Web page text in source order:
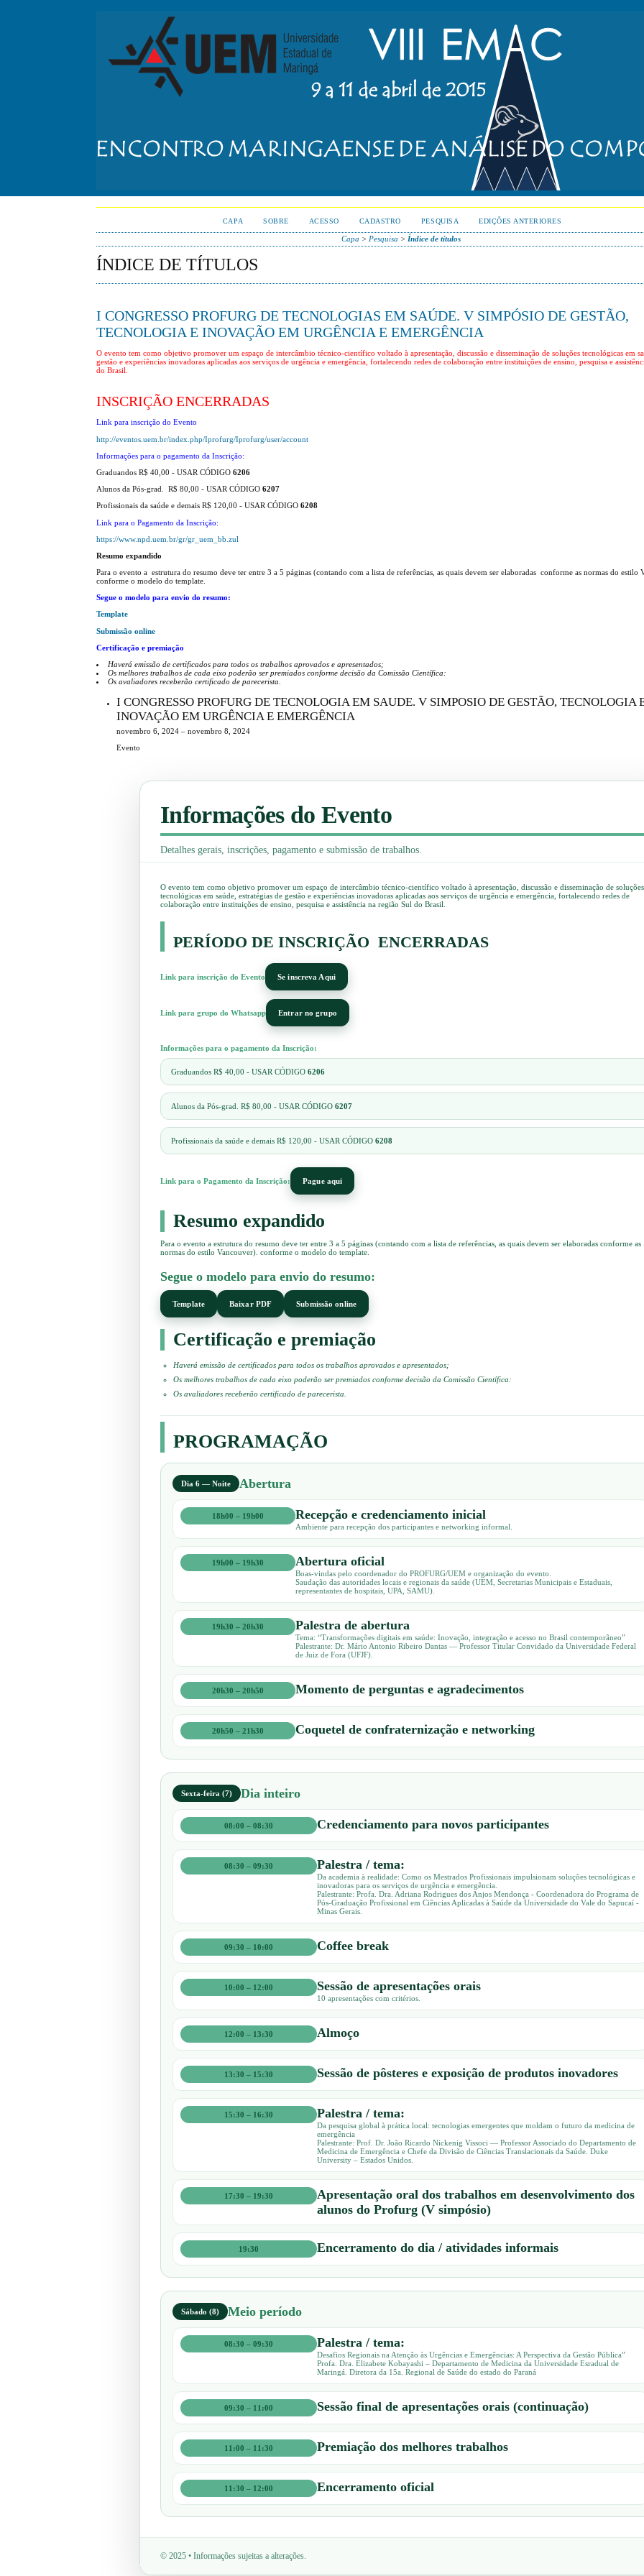
CAPA SOBRE ACESSO CADASTRO PESQUISA EDIÇÕES ANTERIORES
Capa > Pesquisa > Índice de títulos
ÍNDICE DE TÍTULOS
I CONGRESSO PROFURG DE TECNOLOGIAS EM SAÚDE. V SIMPÓSIO DE GESTÃO,
TECNOLOGIA E INOVAÇÃO EM URGÊNCIA E EMERGÊNCIA
O evento tem como objetivo promover um espaço de intercâmbio técnico-científico voltado à apresentação, discussão e disseminação de soluções tecnológicas em
gestão e experiências inovadoras aplicadas aos serviços de urgência e emergência, fortalecendo redes de colaboração entre instituições de ensino, pesquisa e
do Brasil.
INSCRIÇÃO ENCERRADAS
Link para inscrição do Evento
http://eventos.uem.br/index.php/Iprofurg/Iprofurg/user/account
Informações para o pagamento da Inscrição:
Graduandos R$ 40,00 - USAR CÓDIGO6206
Alunos da Pós-grad. R$ 80,00 - USAR CÓDIGO6207
Profissionais da saúde e demais R$ 120,00 - USAR CÓDIGO6208
Link para o Pagamento da Inscrição:
https://www.npd.uem.br/gr/gr_uem_bb.zul
Resumo expandido
Para o evento a estrutura do resumo deve ter entre 3 a 5 páginas (contando com a lista de referências, as quais devem ser elaboradas conforme as normas do estilo
conforme o modelo do template.
Segue o modelo para envio do resumo:
Template
Submissão online
Certificação e premiação
Haverá emissão de certificados para todos os trabalhos aprovados e apresentados;
Os melhores trabalhos de cada eixo poderão ser premiados conforme decisão da Comissão Científica:
Os avaliadores receberão certificado de parecerista.
I CONGRESSO PROFURG DE TECNOLOGIA EM SAUDE. V SIMPOSIO DE GESTÃO, TECNOLOGIA
INOVAÇÃO EM URGÊNCIA E EMERGÊNCIA
novembro 6, 2024 – novembro 8, 2024
Evento
Informações do Evento
Detalhes gerais, inscrições, pagamento e submissão de trabalhos.
O evento tem como objetivo promover um espaço de intercâmbio técnico-científico voltado à apresentação, discussão e disseminação de soluções
tecnológicas em saúde, estratégias de gestão e experiências inovadoras aplicadas aos serviços de urgência e emergência, fortalecendo redes de
colaboração entre instituições de ensino, pesquisa e assistência na região Sul do Brasil.
PERÍODO DE INSCRIÇÃO ENCERRADAS
Link para inscrição do Evento Se inscreva Aqui
Link para grupo do Whatsapp Entrar no grupo
Informações para o pagamento da Inscrição:
Graduandos R$ 40,00 - USAR CÓDIGO6206
Alunos da Pós-grad. R$ 80,00 - USAR CÓDIGO6207
Profissionais da saúde e demais R$ 120,00 - USAR CÓDIGO6208
Link para o Pagamento da Inscrição: Pague aqui
Resumo expandido
Para o evento a estrutura do resumo deve ter entre 3 a 5 páginas (contando com a lista de referências, as quais devem ser elaboradas conforme as
normas do estilo Vancouver). conforme o modelo do template.
Segue o modelo para envio do resumo:
Template Baixar PDF Submissão online
Certificação e premiação
Haverá emissão de certificados para todos os trabalhos aprovados e apresentados;
Os melhores trabalhos de cada eixo poderão ser premiados conforme decisão da Comissão Científica:
Os avaliadores receberão certificado de parecerista.
PROGRAMAÇÃO
Dia 6 — Noite Abertura
18h00 – 19h00 Recepção e credenciamento inicial
Ambiente para recepção dos participantes e networking informal.
19h00 – 19h30 Abertura oficial
Boas-vindas pelo coordenador do PROFURG/UEM e organização do evento.
Saudação das autoridades locais e regionais da saúde (UEM, Secretarias Municipais e Estaduais,
representantes de hospitais, UPA, SAMU).
19h30 – 20h30 Palestra de abertura
Tema: “Transformações digitais em saúde: Inovação, integração e acesso no Brasil contemporâneo”
Palestrante: Dr. Mário Antonio Ribeiro Dantas — Professor Titular Convidado da Universidade Federal
de Juiz de Fora (UFJF).
20h30 – 20h50 Momento de perguntas e agradecimentos
20h50 – 21h30 Coquetel de confraternização e networking
Sexta-feira (7) Dia inteiro
08:00 – 08:30 Credenciamento para novos participantes
08:30 – 09:30 Palestra / tema:
Da academia à realidade: Como os Mestrados Profissionais impulsionam soluções tecnológicas e
inovadoras para os serviços de urgência e emergência.
Palestrante: Profa. Dra. Adriana Rodrigues dos Anjos Mendonça - Coordenadora do Programa de
Pós-Graduação Profissional em Ciências Aplicadas à Saúde da Universidade do Vale do Sapucaí -
Minas Gerais.
09:30 – 10:00 Coffee break
10:00 – 12:00 Sessão de apresentações orais
10 apresentações com critérios.
12:00 – 13:30 Almoço
13:30 – 15:30 Sessão de pôsteres e exposição de produtos inovadores
15:30 – 16:30 Palestra / tema:
Da pesquisa global à prática local: tecnologias emergentes que moldam o futuro da medicina de
emergência
Palestrante: Prof. Dr. João Ricardo Nickenig Vissoci — Professor Associado do Departamento de
Medicina de Emergência e Chefe da Divisão de Ciências Translacionais da Saúde. Duke
University – Estados Unidos.
17:30 – 19:30
Apresentação oral dos trabalhos em desenvolvimento dos
alunos do Profurg (V simpósio)
19:30 Encerramento do dia / atividades informais
Sábado (8) Meio período
08:30 – 09:30 Palestra / tema:
Desafios Regionais na Atenção às Urgências e Emergências: A Perspectiva da Gestão Pública”
Profa. Dra. Elizabete Kobayashi – Departamento de Medicina da Universidade Esradual de
Maringá. Diretora da 15a. Regional de Saúde do estado do Paraná
09:30 – 11:00 Sessão final de apresentações orais (continuação)
11:00 – 11:30 Premiação dos melhores trabalhos
11:30 – 12:00 Encerramento oficial
© 2025 • Informações sujeitas a alterações.